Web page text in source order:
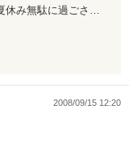
やかに恋もみつかる
2008/09/15 12:20